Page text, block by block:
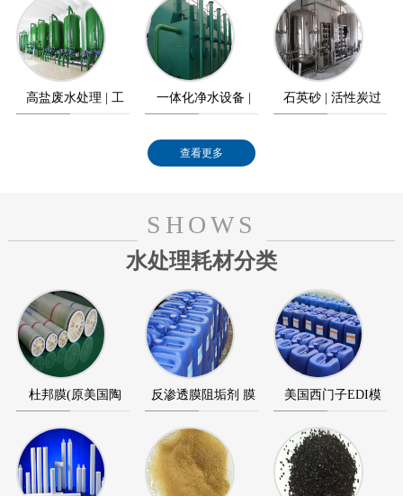
高盐废水处理 | 工 一体化净水设备 | 石英砂 | 活性炭过
查看更多
SHOWS
水处理耗材分类
杜邦膜(原美国陶
氏) 海德能反渗透膜
元件
反渗透膜阻垢剂 膜
清洗剂 膜杀菌剂
美国西门子EDI模
块 美国通用GE EDI
模块